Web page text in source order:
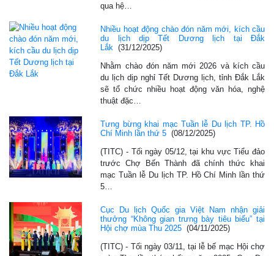
qua hệ…
Nhiều hoạt động chào đón năm mới, kích cầu
du lịch dịp Tết Dương lịch tại Đắk
Lắk
(31/12/2025)
Nhằm chào đón năm mới 2026 và kích cầu
du lịch dịp nghỉ Tết Dương lịch, tỉnh Đắk Lắk
sẽ tổ chức nhiều hoạt động văn hóa, nghệ
thuật đặc…
Tưng bừng khai mạc Tuần lễ Du lịch TP. Hồ
Chí Minh lần thứ 5 (08/12/2025)
(TITC) - Tối ngày 05/12, tại khu vực Tiểu đảo
trước Chợ Bến Thành đã chính thức khai
mạc Tuần lễ Du lịch TP. Hồ Chí Minh lần thứ
5…
Cục Du lịch Quốc gia Việt Nam nhận giải
thưởng “Không gian trưng bày tiêu biểu” tại
Hội chợ mùa Thu 2025 (04/11/2025)
(TITC) - Tối ngày 03/11, tại lễ bế mạc Hội chợ